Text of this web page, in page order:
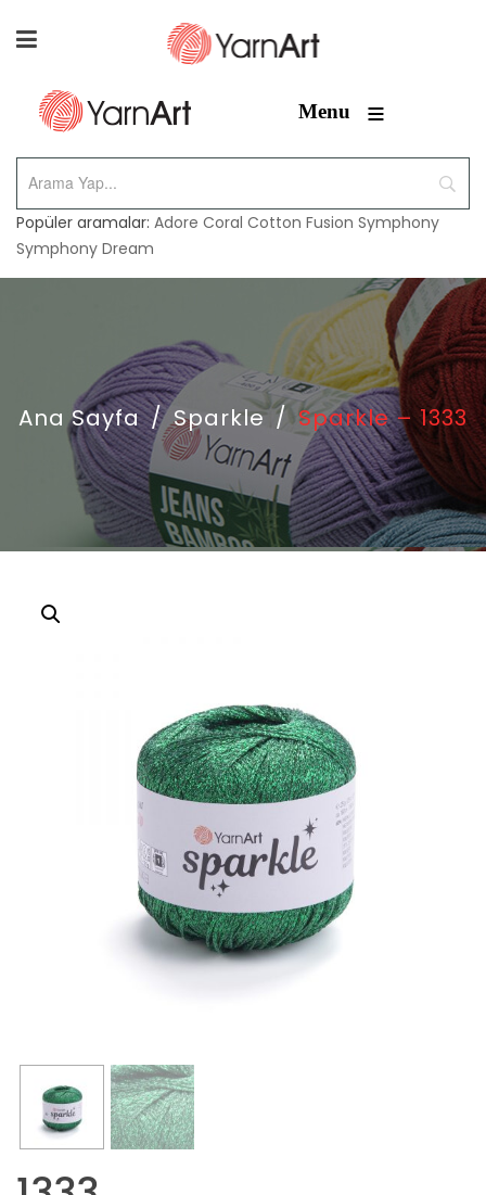
Menu ≡
Popüler aramalar: Adore Coral Cotton Fusion Symphony
Symphony Dream
Ana Sayfa / Sparkle / Sparkle – 1333